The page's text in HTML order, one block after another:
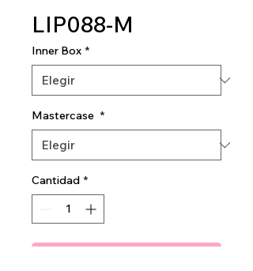
LIP088-M
Inner Box *
Mastercase *
Cantidad *